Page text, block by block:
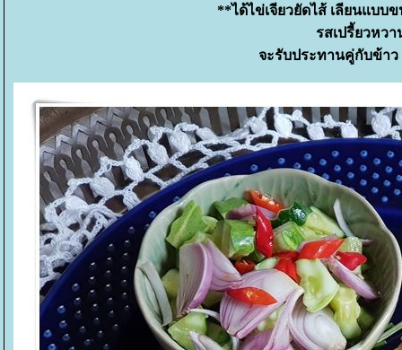
**ได้ไข่เจียวยัดไส้ เลียนแบ
รสเปรี้ยวหว
จะรับประทานคู่กับข้าว